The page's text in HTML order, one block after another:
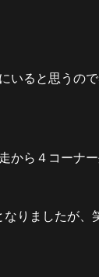
いると思うの
から４コーナ
りましたが、